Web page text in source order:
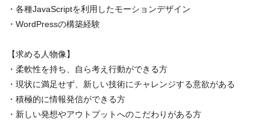
・各種JavaScriptを利用したモーションデザイン
・WordPressの構築経験
【求める人物像】
・柔軟性を持ち、自ら考え行動ができる方
・現状に満足せず、新しい技術にチャレンジする意欲がある
・積極的に情報発信ができる方
・新しい発想やアウトプットへのこだわりがある方